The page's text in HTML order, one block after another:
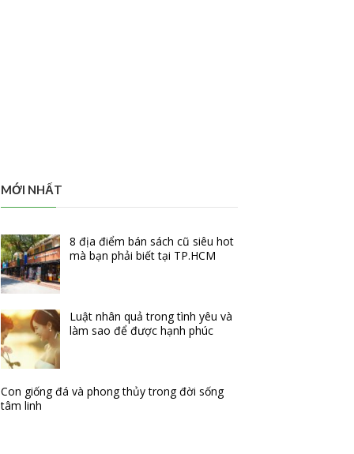
MỚI NHẤT
8 địa điểm bán sách cũ siêu hot
mà bạn phải biết tại TP.HCM
Luật nhân quả trong tình yêu và
làm sao để được hạnh phúc
Con giống đá và phong thủy trong đời sống
tâm linh